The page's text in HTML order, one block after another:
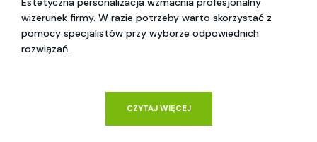
wizerunek firmy. W razie potrzeby warto skorzystać z
pomocy specjalistów przy wyborze odpowiednich
rozwiązań.
CZYTAJ WIĘCEJ